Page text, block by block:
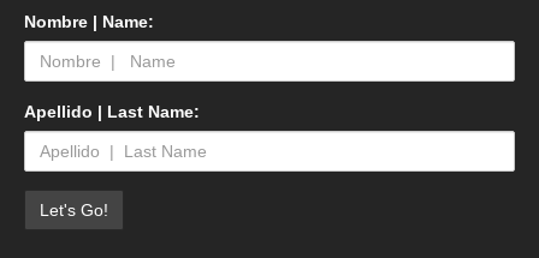
Nombre | Name:
Apellido | Last Name: